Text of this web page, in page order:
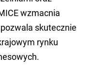
wzmacnia
skutecznie
rynku